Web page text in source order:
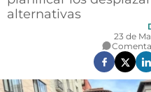
SOCIEDAD
alternativas
23 de